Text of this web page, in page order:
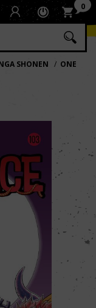
sesión 0
SHONEN
ONE